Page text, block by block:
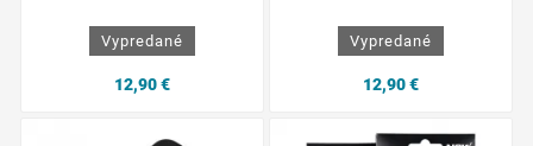
Vypredané
12,90 €
Vypredané
12,90 €